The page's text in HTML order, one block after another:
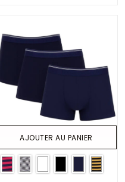
AJOUTER AU PANIER